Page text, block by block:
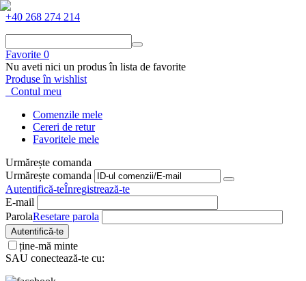
+40 268 274 214
Favorite 0
Nu aveti nici un produs în lista de favorite
Produse în wishlist
Contul meu
Comenzile mele
Cereri de retur
Favoritele mele
Urmărește comanda
Urmărește comanda
Autentifică-teÎnregistrează-te
E-mail
ParolaResetare parola
Autentifică-te
ține-mă minte
SAU conectează-te cu: